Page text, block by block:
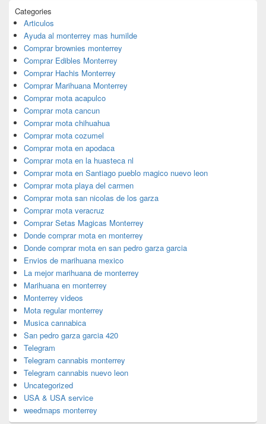
Categories
Articulos
Ayuda al monterrey mas humilde
Comprar brownies monterrey
Comprar Edibles Monterrey
Comprar Hachis Monterrey
Comprar Marihuana Monterrey
Comprar mota acapulco
Comprar mota cancun
Comprar mota chihuahua
Comprar mota cozumel
Comprar mota en apodaca
Comprar mota en la huasteca nl
Comprar mota en Santiago pueblo magico nuevo leon
Comprar mota playa del carmen
Comprar mota san nicolas de los garza
Comprar mota veracruz
Comprar Setas Magicas Monterrey
Donde comprar mota en monterrey
Donde comprar mota en san pedro garza garcia
Envios de marihuana mexico
La mejor marihuana de monterrey
Marihuana en monterrey
Monterrey videos
Mota regular monterrey
Musica cannabica
San pedro garza garcia 420
Telegram
Telegram cannabis monterrey
Telegram cannabis nuevo leon
Uncategorized
USA & USA service
weedmaps monterrey